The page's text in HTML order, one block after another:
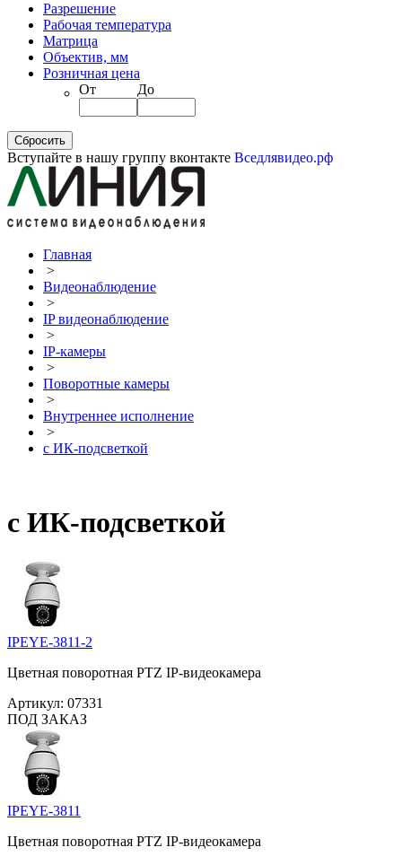
Разрешение
Рабочая температура
Матрица
Объектив, мм
Розничная цена
От
До
Вступайте в нашу группу вконтакте Вседлявидео.рф
Главная
>
Видеонаблюдение
>
IP видеонаблюдение
>
IP-камеры
>
Поворотные камеры
>
Внутреннее исполнение
>
с ИК-подсветкой
с ИК-подсветкой
IPEYE-3811-2
Цветная поворотная PTZ IP-видеокамера
Артикул: 07331
ПОД ЗАКАЗ
IPEYE-3811
Цветная поворотная PTZ IP-видеокамера